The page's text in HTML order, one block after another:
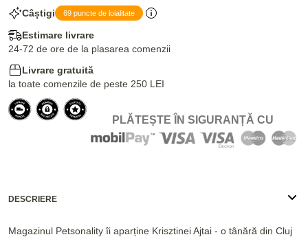
Câștigi 69 puncte de loialitate
Estimare livrare
24-72 de ore de la plasarea comenzii
Livrare gratuită
la toate comenzile de peste 250 LEI
PLĂTEȘTE ÎN SIGURANȚĂ CU
DESCRIERE
Magazinul Petsonality îi aparține Krisztinei Ajtai - o tânără din Cluj